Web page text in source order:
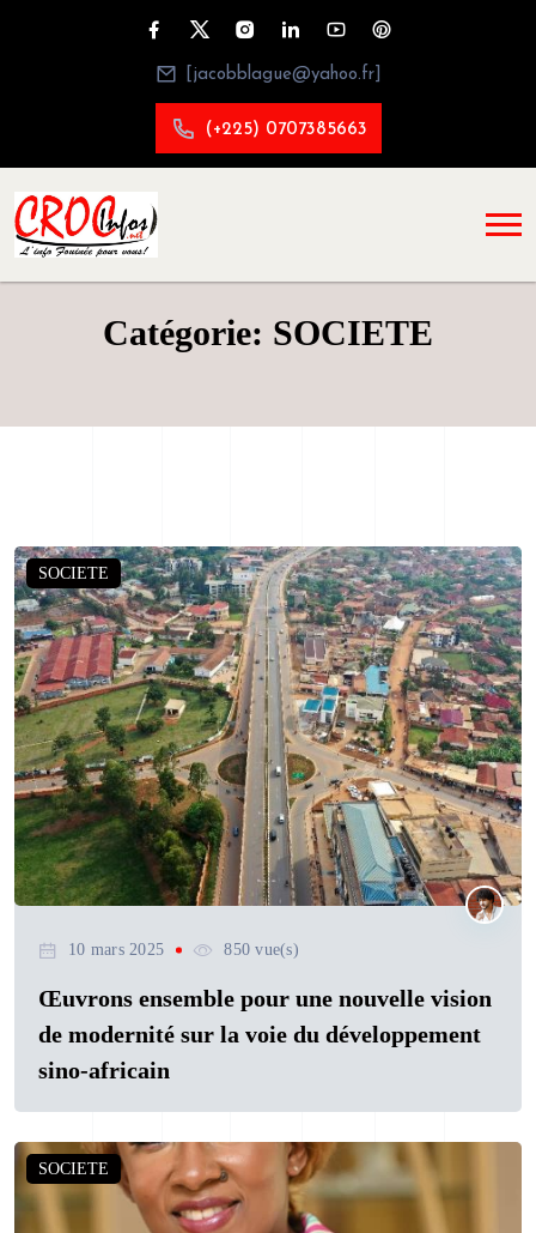
[jacobblague@yahoo.fr]
(+225) 0707385663
Catégorie: SOCIETE
SOCIETE
10 mars 2025 850 vue(s)
Œuvrons ensemble pour une nouvelle vision
de modernité sur la voie du développement
sino-africain
SOCIETE